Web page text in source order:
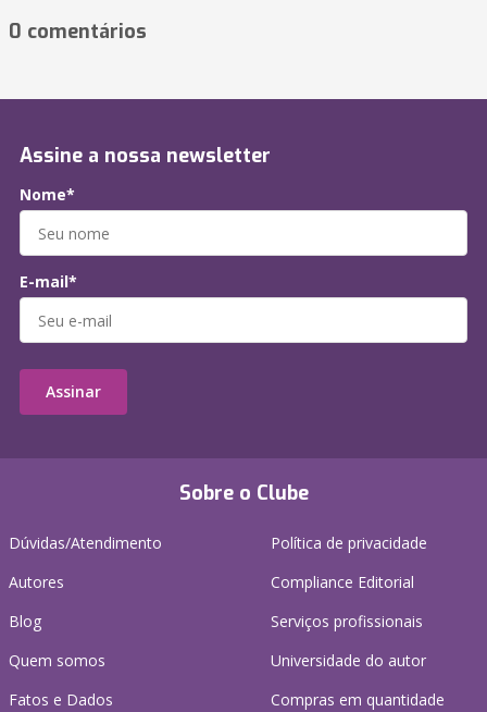
0 comentários
Sobre o Clube
Dúvidas/Atendimento
Autores
Blog
Quem somos
Fatos e Dados
Política de privacidade
Compliance Editorial
Serviços profissionais
Universidade do autor
Compras em quantidade
Assine a nossa newsletter
Nome*
E-mail*
Assinar